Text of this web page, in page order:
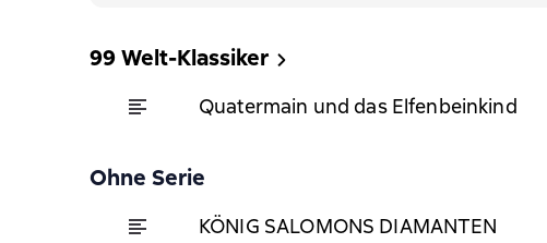
99 Welt-Klassiker
Quatermain und das Elfenbeinkind
Ohne Serie
KÖNIG SALOMONS DIAMANTEN